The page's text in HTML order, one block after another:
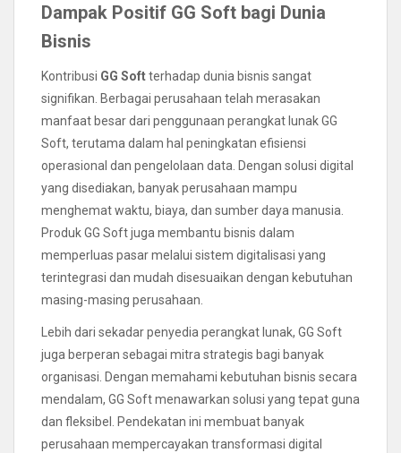
Dampak Positif GG Soft bagi Dunia
Bisnis
Kontribusi GG Softterhadap dunia bisnis sangat
signifikan. Berbagai perusahaan telah merasakan
manfaat besar dari penggunaan perangkat lunak GG
Soft, terutama dalam hal peningkatan efisiensi
operasional dan pengelolaan data. Dengan solusi digital
yang disediakan, banyak perusahaan mampu
menghemat waktu, biaya, dan sumber daya manusia.
Produk GG Soft juga membantu bisnis dalam
memperluas pasar melalui sistem digitalisasi yang
terintegrasi dan mudah disesuaikan dengan kebutuhan
masing-masing perusahaan.
Lebih dari sekadar penyedia perangkat lunak, GG Soft
juga berperan sebagai mitra strategis bagi banyak
organisasi. Dengan memahami kebutuhan bisnis secara
mendalam, GG Soft menawarkan solusi yang tepat guna
dan fleksibel. Pendekatan ini membuat banyak
perusahaan mempercayakan transformasi digital